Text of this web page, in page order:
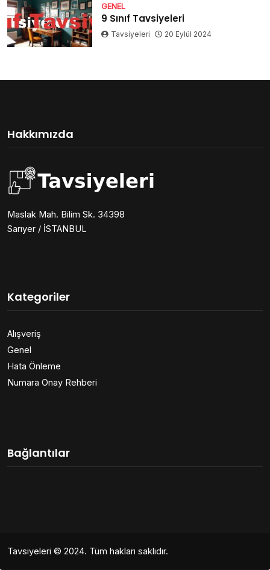
GENEL
9 Sınıf Tavsiyeleri
Tavsiyeleri 20 Eylül 2024
Hakkımızda
Maslak Mah. Bilim Sk. 34398
Sarıyer / İSTANBUL
Kategoriler
Alışveriş
Genel
Hata Önleme
Numara Onay Rehberi
Bağlantılar
Tavsiyeleri © 2024. Tüm hakları saklıdır.